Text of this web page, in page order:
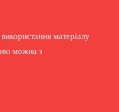
матеріалу
можна з